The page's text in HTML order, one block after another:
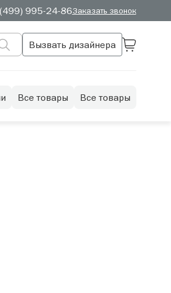
995-24-86Заказать звонок
Вызвать дизайнера
Все товары Все товары